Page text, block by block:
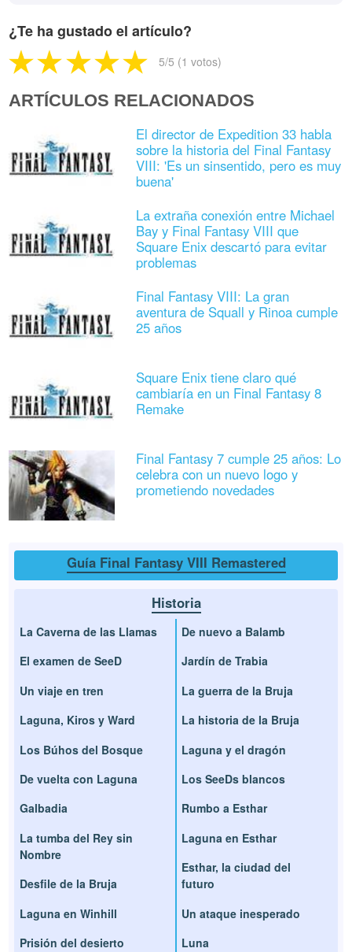
¿Te ha gustado el artículo?
5/5 (1 votos)
ARTÍCULOS RELACIONADOS
El director de Expedition 33 habla
sobre la historia del Final Fantasy
VIII: 'Es un sinsentido, pero es muy
buena'
La extraña conexión entre Michael
Bay y Final Fantasy VIII que
Square Enix descartó para evitar
problemas
Final Fantasy VIII: La gran
aventura de Squall y Rinoa cumple
25 años
Square Enix tiene claro qué
cambiaría en un Final Fantasy 8
Remake
Final Fantasy 7 cumple 25 años: Lo
celebra con un nuevo logo y
prometiendo novedades
Guía Final Fantasy VIII Remastered
Historia
La Caverna de las Llamas
El examen de SeeD
Un viaje en tren
Laguna, Kiros y Ward
Los Búhos del Bosque
De vuelta con Laguna
Galbadia
La tumba del Rey sin
Nombre
Desfile de la Bruja
Laguna en Winhill
Prisión del desierto
De nuevo a Balamb
Jardín de Trabia
La guerra de la Bruja
La historia de la Bruja
Laguna y el dragón
Los SeeDs blancos
Rumbo a Esthar
Laguna en Esthar
Esthar, la ciudad del
futuro
Un ataque inesperado
Luna